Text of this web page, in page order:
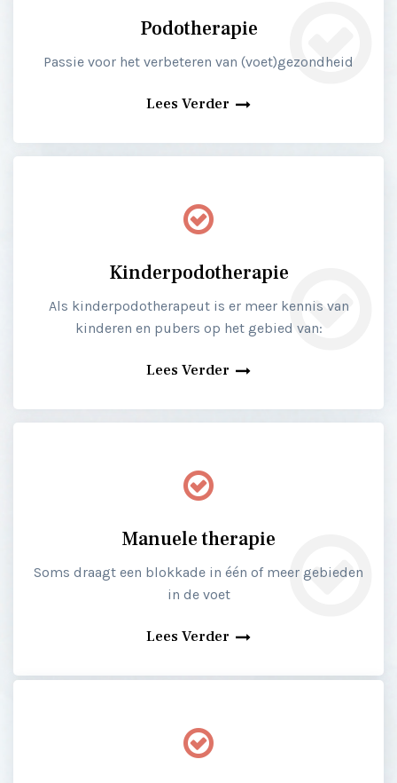
Podotherapie
Passie voor het verbeteren van (voet)gezondheid
Lees Verder
Kinderpodotherapie
Als kinderpodotherapeut is er meer kennis van
kinderen en pubers op het gebied van:
Lees Verder
Manuele therapie
Soms draagt een blokkade in één of meer gebieden
in de voet
Lees Verder